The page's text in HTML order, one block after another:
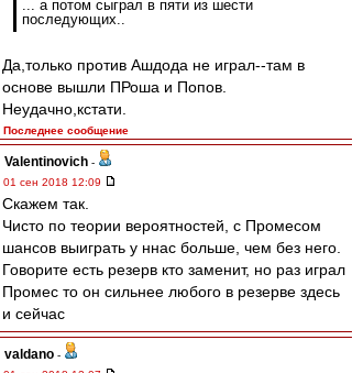
... а потом сыграл в пяти из шести
последующих..
Да,только против Ашдода не играл--там в
основе вышли ПРоша и Попов.
Неудачно,кстати.
Последнее сообщение
Valentinovich -
01 сен 2018 12:09
Скажем так.
Чисто по теории вероятностей, с Промесом
шансов выиграть у ннас больше, чем без него.
Говорите есть резерв кто заменит, но раз играл
Промес то он сильнее любого в резерве здесь
и сейчас
valdano -